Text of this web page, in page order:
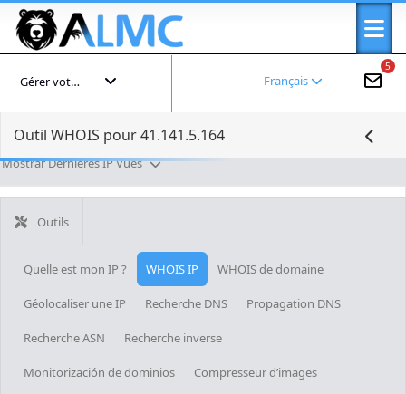
5
Français
Gérer votre compte
Outil WHOIS pour 41.141.5.164
Mostrar Dernières IP Vues
Outils
Quelle est mon IP ? WHOIS IP WHOIS de domaine
Géolocaliser une IP Recherche DNS Propagation DNS
Recherche ASN Recherche inverse
Monitorización de dominios Compresseur d’images